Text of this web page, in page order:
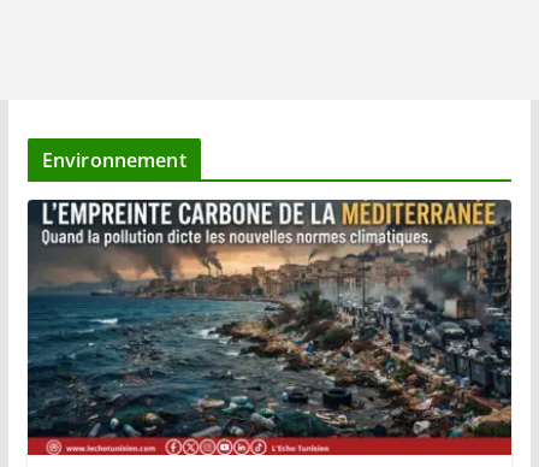
Environnement